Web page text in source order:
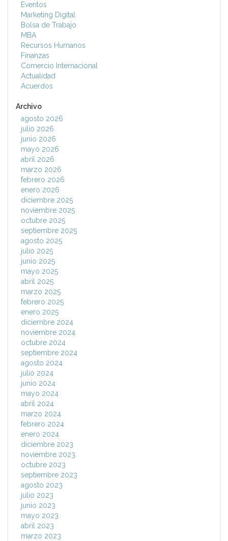
Eventos
Marketing Digital
Bolsa de Trabajo
MBA
Recursos Humanos
Finanzas
Comercio Internacional
Actualidad
Acuerdos
Archivo
agosto 2026
julio 2026
junio 2026
mayo 2026
abril 2026
marzo 2026
febrero 2026
enero 2026
diciembre 2025
noviembre 2025
octubre 2025
septiembre 2025
agosto 2025
julio 2025
junio 2025
mayo 2025
abril 2025
marzo 2025
febrero 2025
enero 2025
diciembre 2024
noviembre 2024
octubre 2024
septiembre 2024
agosto 2024
julio 2024
junio 2024
mayo 2024
abril 2024
marzo 2024
febrero 2024
enero 2024
diciembre 2023
noviembre 2023
octubre 2023
septiembre 2023
agosto 2023
julio 2023
junio 2023
mayo 2023
abril 2023
marzo 2023